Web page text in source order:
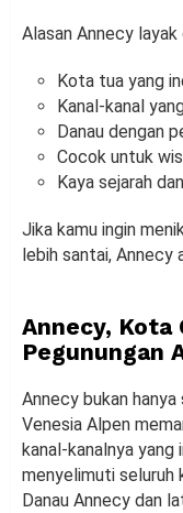
Alasan Annecy layak
Kota tua yang
Kanal-kanal
Danau dengan
Cocok untuk
Kaya sejarah
Jika kamu ingin
lebih santai, Annecy
Annecy, Kota
Pegunungan
Annecy bukan
Venesia Alpen
kanal-kanalnya yang
menyelimuti seluruh
Danau Annecy dan